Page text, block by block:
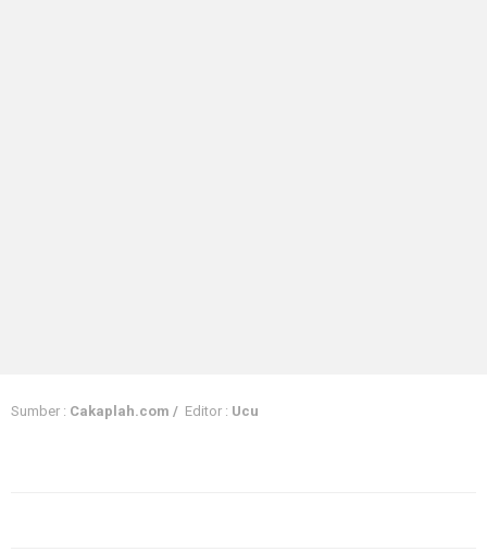
Sumber : Cakaplah.com / Editor : Ucu